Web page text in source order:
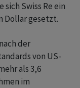
Swiss Re ein
Dollar gesetzt.
der
von US-
als 3,6
im